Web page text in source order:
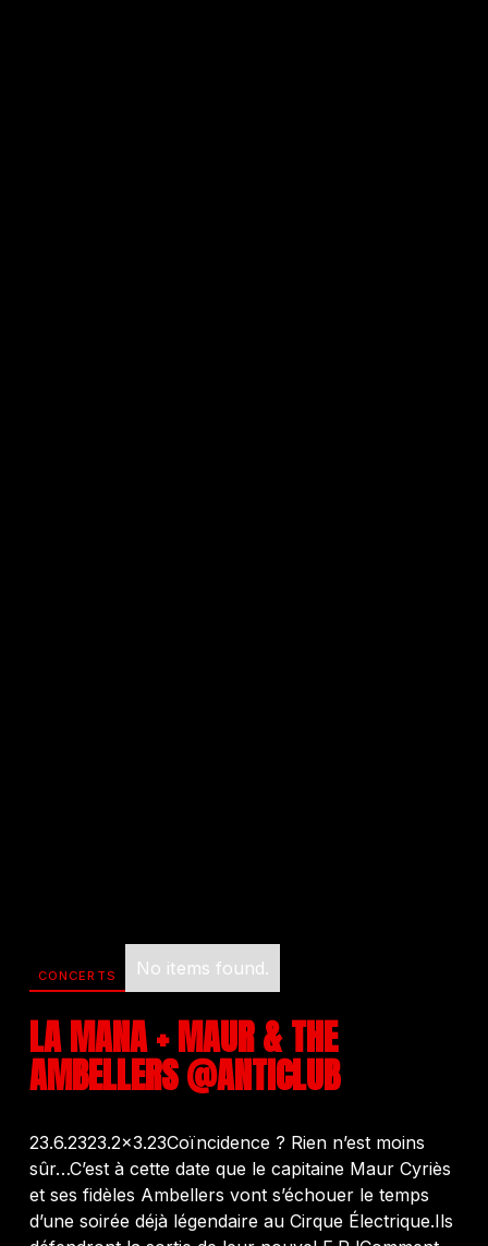
CONCERTS No items found.
LA MANA + MAUR & THE
AMBELLERS @ANTICLUB
23.6.2323.2×3.23Coïncidence ? Rien n’est moins
sûr…C’est à cette date que le capitaine Maur Cyriès
et ses fidèles Ambellers vont s’échouer le temps
d’une soirée déjà légendaire au Cirque Électrique.Ils